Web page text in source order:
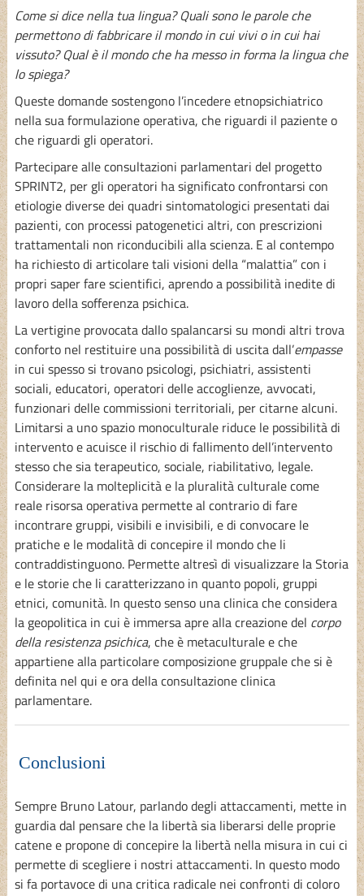
Come si dice nella tua lingua? Quali sono le parole che
permettono di fabbricare il mondo in cui vivi o in cui hai
vissuto? Qual è il mondo che ha messo in forma la lingua che
lo spiega?
Queste domande sostengono l’incedere etnopsichiatrico
nella sua formulazione operativa, che riguardi il paziente o
che riguardi gli operatori.
Partecipare alle consultazioni parlamentari del progetto
SPRINT2, per gli operatori ha significato confrontarsi con
etiologie diverse dei quadri sintomatologici presentati dai
pazienti, con processi patogenetici altri, con prescrizioni
trattamentali non riconducibili alla scienza. E al contempo
ha richiesto di articolare tali visioni della “malattia” con i
propri saper fare scientifici, aprendo a possibilità inedite di
lavoro della sofferenza psichica.
La vertigine provocata dallo spalancarsi su mondi altri trova
conforto nel restituire una possibilità di uscita dall’empasse
in cui spesso si trovano psicologi, psichiatri, assistenti
sociali, educatori, operatori delle accoglienze, avvocati,
funzionari delle commissioni territoriali, per citarne alcuni.
Limitarsi a uno spazio monoculturale riduce le possibilità di
intervento e acuisce il rischio di fallimento dell’intervento
stesso che sia terapeutico, sociale, riabilitativo, legale.
Considerare la molteplicità e la pluralità culturale come
reale risorsa operativa permette al contrario di fare
incontrare gruppi, visibili e invisibili, e di convocare le
pratiche e le modalità di concepire il mondo che li
contraddistinguono. Permette altresì di visualizzare la Storia
e le storie che li caratterizzano in quanto popoli, gruppi
etnici, comunità. In questo senso una clinica che considera
la geopolitica in cui è immersa apre alla creazione del corpo
della resistenza psichica, che è metaculturale e che
appartiene alla particolare composizione gruppale che si è
definita nel qui e ora della consultazione clinica
parlamentare.
Conclusioni
Sempre Bruno Latour, parlando degli attaccamenti, mette in
guardia dal pensare che la libertà sia liberarsi delle proprie
catene e propone di concepire la libertà nella misura in cui ci
permette di scegliere i nostri attaccamenti. In questo modo
si fa portavoce di una critica radicale nei confronti di coloro